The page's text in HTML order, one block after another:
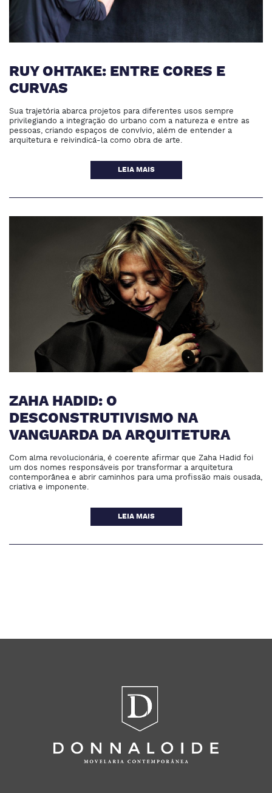
RUY OHTAKE: ENTRE CORES E
CURVAS
Sua trajetória abarca projetos para diferentes usos sempre
privilegiando a integração do urbano com a natureza e entre as
pessoas, criando espaços de convívio, além de entender a
arquitetura e reivindicá-la como obra de arte.
LEIA MAIS
ZAHA HADID: O
DESCONSTRUTIVISMO NA
VANGUARDA DA ARQUITETURA
Com alma revolucionária, é coerente afirmar que Zaha Hadid foi
um dos nomes responsáveis por transformar a arquitetura
contemporânea e abrir caminhos para uma profissão mais ousada,
criativa e imponente.
LEIA MAIS